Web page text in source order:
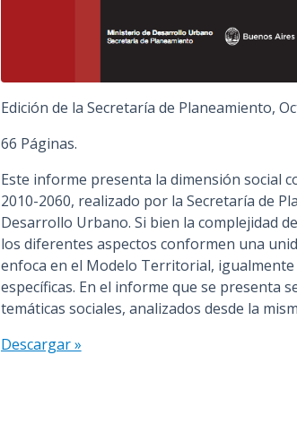
Edición de la Secretaría de Planeamiento,
66 Páginas.
Este informe presenta la dimensión social
2010-2060, realizado por la Secretaría de
Desarrollo Urbano. Si bien la complejidad
los diferentes aspectos conformen una
enfoca en el Modelo Territorial,
específicas. En el informe que se presenta
temáticas sociales, analizados desde la
Descargar »